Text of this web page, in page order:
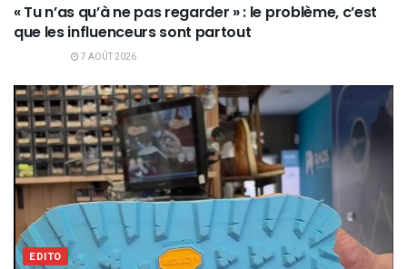
« Tu n’as qu’à ne pas regarder » : le problème, c’est
que les influenceurs sont partout
7 AOÛT 2026
EDITO